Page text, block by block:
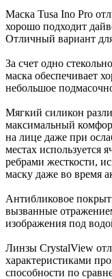
Маска Tusa Ino Pro
хорошо подходит
Отличный вариант
За счет одно
маска обеспечивает
небольшое
Мягкий силикон
максимальный
на лице даже при
местах используется
ребрами жесткости,
маску даже во время
Антибликовое
вызванные
изображения под
Линзы CrystalView
характеристиками
способности по